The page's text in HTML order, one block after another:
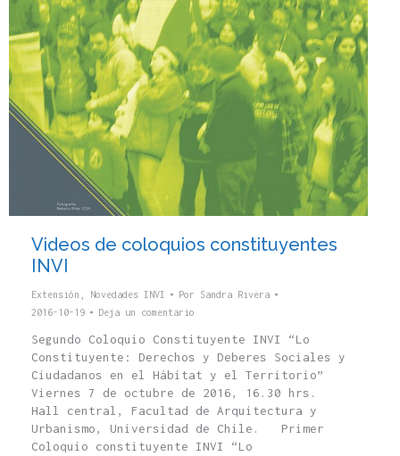
Videos de coloquios constituyentes
INVI
Extensión Novedades INVI Por Sandra Rivera
2016-10-19
Deja un comentario
Segundo Coloquio Constituyente INVI “Lo
Constituyente: Derechos y Deberes Sociales y
Ciudadanos en el Hábitat y el Territorio”
Viernes 7 de octubre de 2016, 16.30 hrs.
Hall central, Facultad de Arquitectura y
Urbanismo, Universidad de Chile. Primer
Coloquio constituyente INVI “Lo